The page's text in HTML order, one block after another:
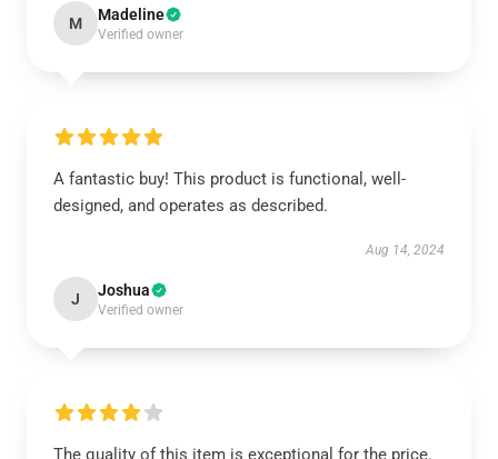
M Madeline
Verified owner
A fantastic buy! This product is functional, well-
designed, and operates as described.
Aug 14, 2024
J Joshua
Verified owner
The quality of this item is exceptional for the price.